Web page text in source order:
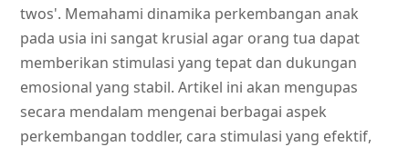
twos'. Memahami dinamika perkembangan anak
pada usia ini sangat krusial agar orang tua dapat
memberikan stimulasi yang tepat dan dukungan
emosional yang stabil. Artikel ini akan mengupas
secara mendalam mengenai berbagai aspek
perkembangan toddler, cara stimulasi yang efektif,